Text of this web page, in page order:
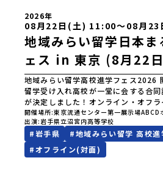
2026年
08月22日(土) 11:00〜08月
地域みらい留学日本ま
ェス in 東京 (8月22
地域みらい留学高校進学フェス2026
留学受け入れ高校が一堂に会する合
が決定しました！オンライン・オフ
いたしますので、奮ってご参加くださ
ますことを楽しみにしております。ペ
ボタンより事前予約をお願いいたし
校進学フェス in 東京 (8月22日・23
(土)11:00-17:00 8月23日(日
開催場所 東京流通センター第一展示場ABCD
出演 岩手県立沼宮内高等学校
#岩手県 #地域みらい留学 高校進
#オフライン(対面)